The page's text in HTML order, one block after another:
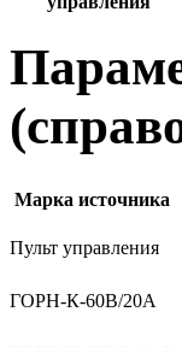
Марка источника
Пульт управления
ГОРН-К-60В/20А